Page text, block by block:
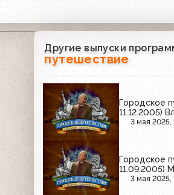
Другие выпуски
путешествие
Городское
11.12.2005)
3 мая 2025,
Городское
11.09.2005)
3 мая 2025,